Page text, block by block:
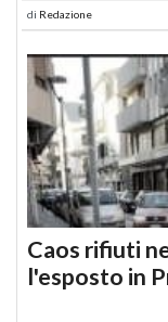
di Redazione
Caos rifiuti
l'esposto in